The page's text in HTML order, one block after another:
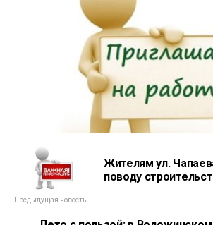
Жителям ул.
поводу
Предыдущая новость